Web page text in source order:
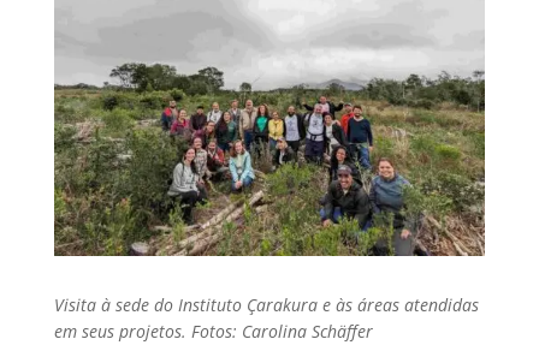
Visita à sede do Instituto Çarakura e às áreas atendidas
em seus projetos. Fotos: Carolina Schäffer